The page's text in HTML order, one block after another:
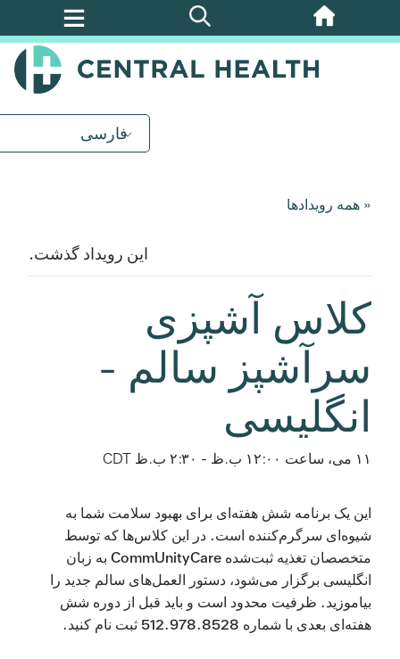
پرش
فارسی
« همه رویدادها
این رویداد گذشت.
کلاس آشپزی
سرآشپز سالم -
انگلیسی
۱۱ می، ساعت ۱۲:۰۰ ب.ظ - ۲:۳۰ ب.ظ CDT
این یک برنامه شش هفته‌ای برای بهبود سلامت شما به
شیوه‌ای سرگرم‌کننده است. در این کلاس‌ها که توسط
متخصصان تغذیه ثبت‌شده CommUnityCare به زبان
انگلیسی برگزار می‌شود، دستور العمل‌های سالم جدید را
بیاموزید. ظرفیت محدود است و باید قبل از دوره شش
هفته‌ای بعدی با شماره 512.978.8528 ثبت نام کنید.